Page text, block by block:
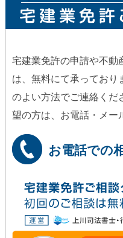
宅建業免許の申請や不動
は、無料にて承っており
のよい方法でご連絡くだ
望の方は、お電話・メー
お電話での